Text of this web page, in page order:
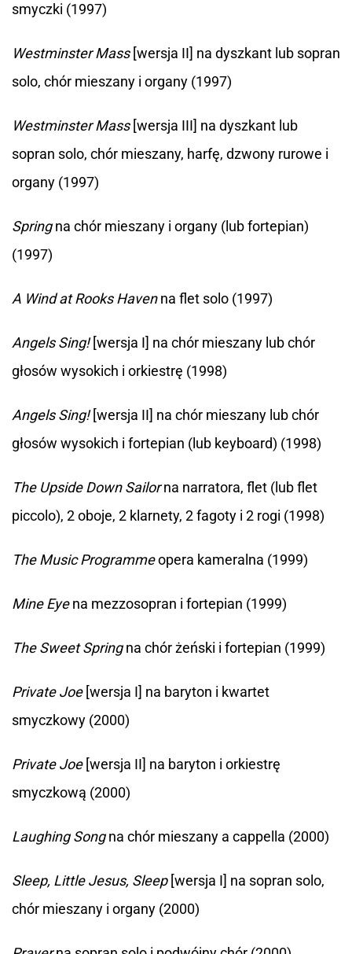
smyczki (1997)
Westminster Mass[wersja II] na dyszkant lub sopran
solo, chór mieszany i organy (1997)
Westminster Mass[wersja III] na dyszkant lub
sopran solo, chór mieszany, harfę, dzwony rurowe i
organy (1997)
Springna chór mieszany i organy (lub fortepian)
(1997)
A Wind at Rooks Havenna flet solo (1997)
Angels Sing![wersja I] na chór mieszany lub chór
głosów wysokich i orkiestrę (1998)
Angels Sing![wersja II] na chór mieszany lub chór
głosów wysokich i fortepian (lub keyboard) (1998)
The Upside Down Sailorna narratora, flet (lub flet
piccolo), 2 oboje, 2 klarnety, 2 fagoty i 2 rogi (1998)
The Music Programmeopera kameralna (1999)
Mine Eyena mezzosopran i fortepian (1999)
The Sweet Springna chór żeński i fortepian (1999)
Private Joe[wersja I] na baryton i kwartet
smyczkowy (2000)
Private Joe[wersja II] na baryton i orkiestrę
smyczkową (2000)
Laughing Songna chór mieszany a cappella (2000)
Sleep, Little Jesus, Sleep[wersja I] na sopran solo,
chór mieszany i organy (2000)